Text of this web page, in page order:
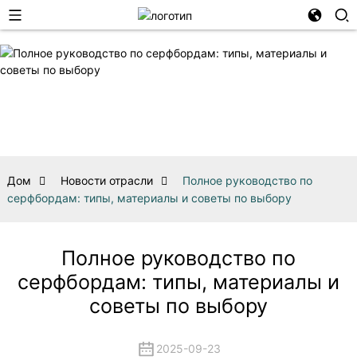
Дом Новости отрасли
Полное руководство по
серфбордам: типы, материалы и советы по выбору
Полное руководство по
серфбордам: типы, материалы и
советы по выбору
2025-09-23